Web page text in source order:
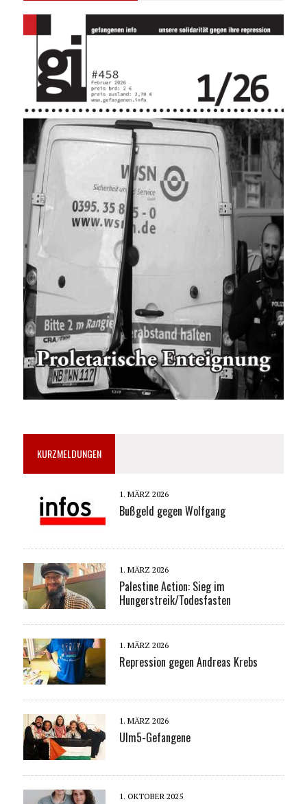
KURZMELDUNGEN
1. MÄRZ 2026
Bußgeld gegen Wolfgang
1. MÄRZ 2026
Palestine Action: Sieg im
Hungerstreik/Todesfasten
1. MÄRZ 2026
Repression gegen Andreas Krebs
1. MÄRZ 2026
Ulm5-Gefangene
1. OKTOBER 2025